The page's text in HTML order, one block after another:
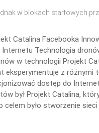
w blokach startowych
Catalina Facebooka
Technologia
w technologii Projekt
eksperymentuje z różnymi
dostęp do
był Projekt Catalina,
celem było stworzenie